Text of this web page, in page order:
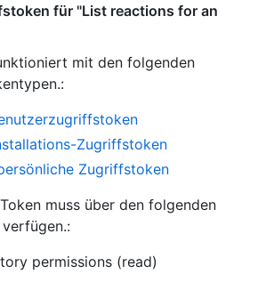
für "List reactions for an
mit den folgenden
:
Zugriffstoken
Zugriffstoken
muss über den folgenden
permissions (read)